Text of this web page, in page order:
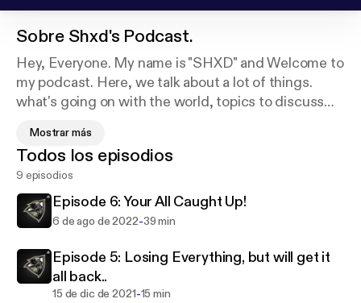
Sobre Shxd's Podcast.
Hey, Everyone. My name is "SHXD" and Welcome to
my podcast. Here, we talk about a lot of things.
what's going on with the world, topics to discuss
love to give some advice and answer your
questions, using #AskSHXD I love you all!
Mostrar más
Todos los episodios
9 episodios
Episode 6: Your All Caught Up!
6 de ago de 2022-39 min
Episode 5: Losing Everything, but will get it
all back..
15 de dic de 2021-15 min